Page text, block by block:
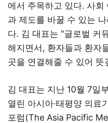
에서 주목하고 있다. 사회
과 제도를 바꿀 수 있는
다. 김 대표는 "글로벌 커
해지면서, 환자들과 환자
곳을 연결해줄 수 있어 뜻
김 대표는 지난 10월 7일
열린 아시아·태평양 의료
포럼(The Asia Pacific